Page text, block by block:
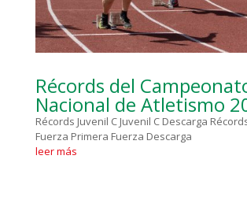
Récords del
Nacional de Atletismo
Récords Juvenil C Juvenil C Descarga
Fuerza Primera Fuerza Descarga
leer más